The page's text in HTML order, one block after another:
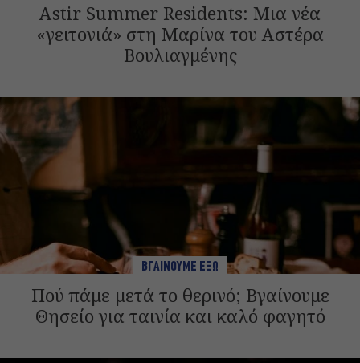
Astir Summer Residents: Μια νέα
«γειτονιά» στη Μαρίνα του Αστέρα
Βουλιαγμένης
ΒΓΑΙΝΟΥΜΕ ΕΞΩ
Πού πάμε μετά το θερινό; Βγαίνουμε
Θησείο για ταινία και καλό φαγητό